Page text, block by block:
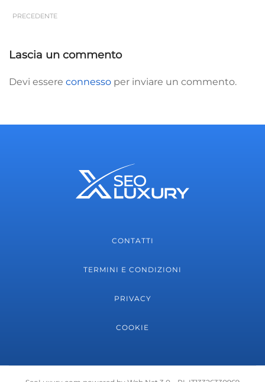
PRECEDENTE
Lascia un commento
Devi essere connesso per inviare un commento.
CONTATTI
TERMINI E CONDIZIONI
PRIVACY
COOKIE